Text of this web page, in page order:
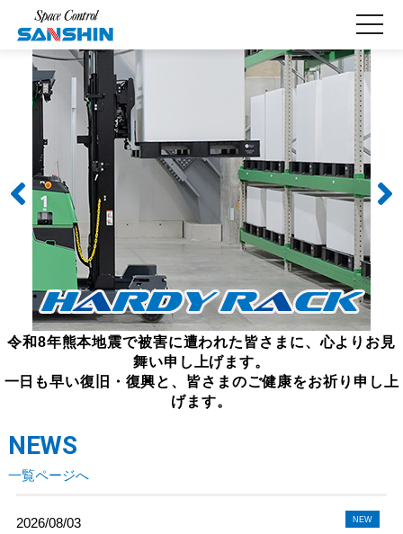
toggle
Previous
令和8年熊本地震で被害に遭われた皆さまに、心よりお見
舞い申し上げます。
一日も早い復旧・復興と、皆さまのご健康をお祈り申し上
げます。
NEWS
一覧ページへ
2026/08/03 NEW